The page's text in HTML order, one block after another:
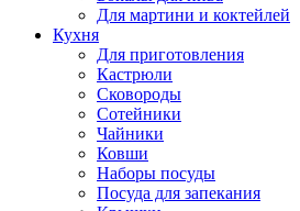
Для мартини и коктейлей
Кухня
Для приготовления
Кастрюли
Сковороды
Сотейники
Чайники
Ковши
Наборы посуды
Посуда для запекания